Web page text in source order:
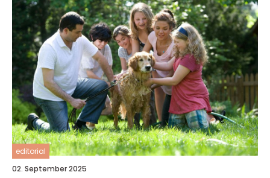
editorial
02. September 2025